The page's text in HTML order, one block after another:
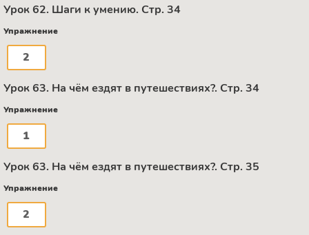
Урок 62. Шаги к умению. Стр. 34
Упражнение
2
Урок 63. На чём ездят в путешествиях?. Стр. 34
Упражнение
1
Урок 63. На чём ездят в путешествиях?. Стр. 35
Упражнение
2